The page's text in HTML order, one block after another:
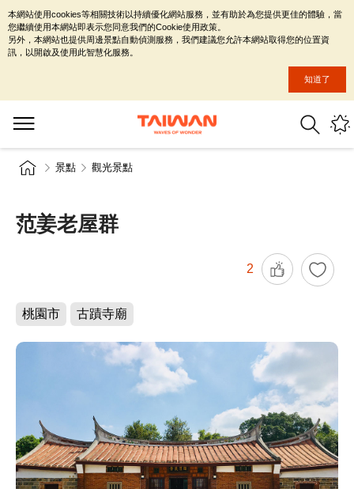
景點 觀光景點
范姜老屋群
2
桃園市 古蹟寺廟
本網站使用cookies等相關技術以持續優化網站服務，並有助於為您提供更佳的體驗，當
您繼續使用本網站即表示您同意我們的Cookie使用政策。
另外，本網站也提供周邊景點自動偵測服務，我們建議您允許本網站取得您的位置資
訊，以開啟及使用此智慧化服務。
知道了